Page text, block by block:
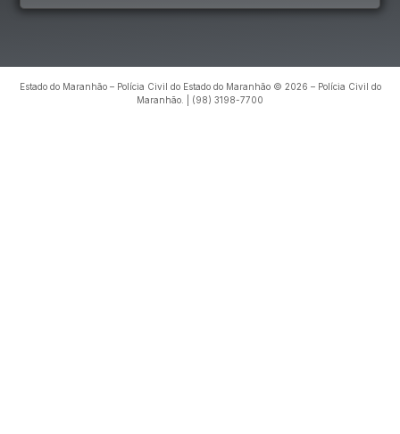
Estado do Maranhão – Polícia Civil do Estado do Maranhão © 2026 – Polícia Civil do
Maranhão. | (98) 3198-7700